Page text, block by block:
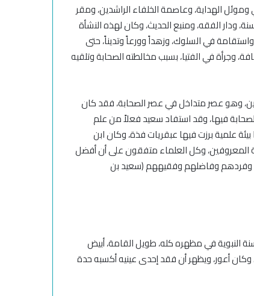
الهداية، وعاصمة الخلفاء الراشدين، ومقر
ودار الفقه، ومنبع الحديث، وكان لهذه النشأة
في السلوك، وزهداً وورعاً وتديناً، حتى
وجرأة في الفتيا، بسبب مخالطته الصحابة وتلقيه
وهو عصر متداخل في عصر الصحابة، فقد كان
فيها،وقد استفاد سعيد فعلاً من علم
علمية برزت فيها عبقريات فذة، وكان ابن
المعروفين، وكل العلماء متفقون على أن أفضل
وفردهم وفاضلهموفقيههم(سعيد بن
النبوية في مظهره كله، طويل القامة، أبيض
وكان أعور، ويظهر أن فقد إحدى عينيه أكسبه حدة